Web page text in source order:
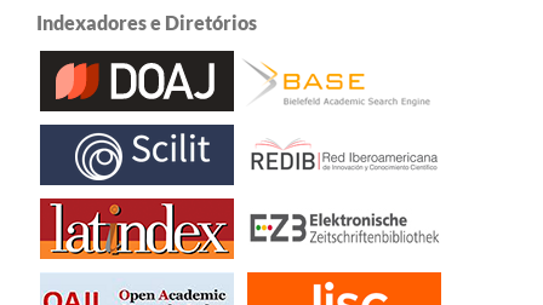
Indexadores e Diretórios